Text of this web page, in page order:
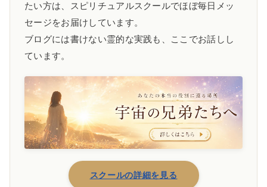
たい方は、スピリチュアルスクールでほぼ毎日メッ
セージをお届けしています。
ブログには書けない霊的な実践も、ここでお話しし
ています。
スクールの詳細を見る